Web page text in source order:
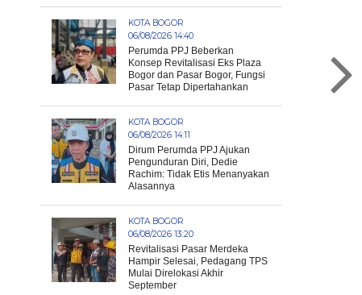
KOTA BOGOR
06/08/2026 14:40
Perumda PPJ Beberkan
Konsep Revitalisasi Eks Plaza
Bogor dan Pasar Bogor, Fungsi
Pasar Tetap Dipertahankan
KOTA BOGOR
06/08/2026 14:11
Dirum Perumda PPJ Ajukan
Pengunduran Diri, Dedie
Rachim: Tidak Etis Menanyakan
Alasannya
KOTA BOGOR
06/08/2026 13:20
Revitalisasi Pasar Merdeka
Hampir Selesai, Pedagang TPS
Mulai Direlokasi Akhir
September